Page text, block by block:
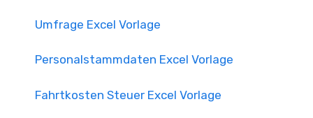
Umfrage Excel Vorlage
Personalstammdaten Excel Vorlage
Fahrtkosten Steuer Excel Vorlage